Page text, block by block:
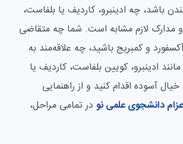
باشد، چه ادینبرو، کاردیف یا بلفاست،
و مدارک لازم مشابه است. شما چه متقاضی
و کمبریج باشید، چه علاقه‌مند به
ادینبرو، کویین بلفاست، کاردیف یا
آسوده اقدام کنید و از راهنمایی
دانشجوی علمی نو در تمامی مراحل،